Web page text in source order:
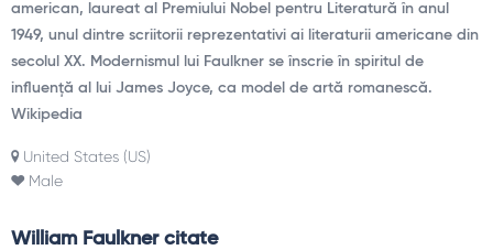
american, laureat al Premiului Nobel pentru Literatură în anul
1949, unul dintre scriitorii reprezentativi ai literaturii americane din
secolul XX. Modernismul lui Faulkner se înscrie în spiritul de
influență al lui James Joyce, ca model de artă romanescă.
Wikipedia
United States (US)
Male
William Faulkner citate